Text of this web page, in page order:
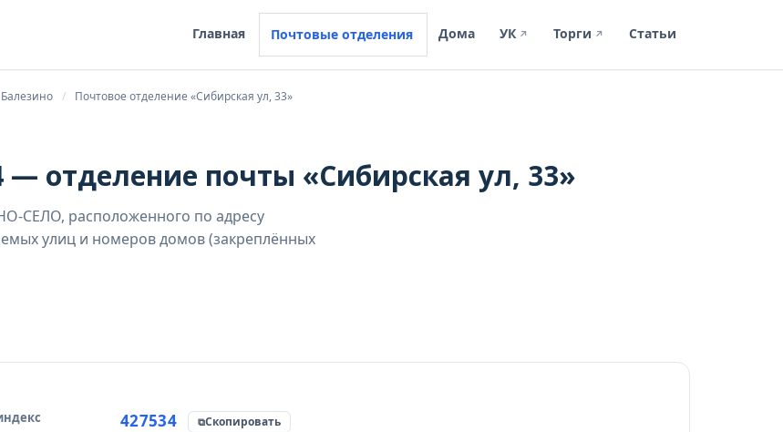
Главная Почтовые отделения Дома УК ↗ Торги ↗ Статьи
Балезино Почтовое отделение «Сибирская ул, 33»
отделение почты «Сибирская ул, 33»
СЕЛО, расположенного по адресу
улиц и номеров домов (закреплённых
427534 Скопировать